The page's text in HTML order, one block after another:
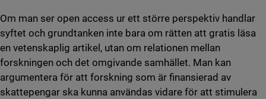
Om man ser open access ur ett större perspektiv handlar
syftet och grundtanken inte bara om rätten att gratis läsa
en vetenskaplig artikel, utan om relationen mellan
forskningen och det omgivande samhället. Man kan
argumentera för att forskning som är finansierad av
skattepengar ska kunna användas vidare för att stimulera